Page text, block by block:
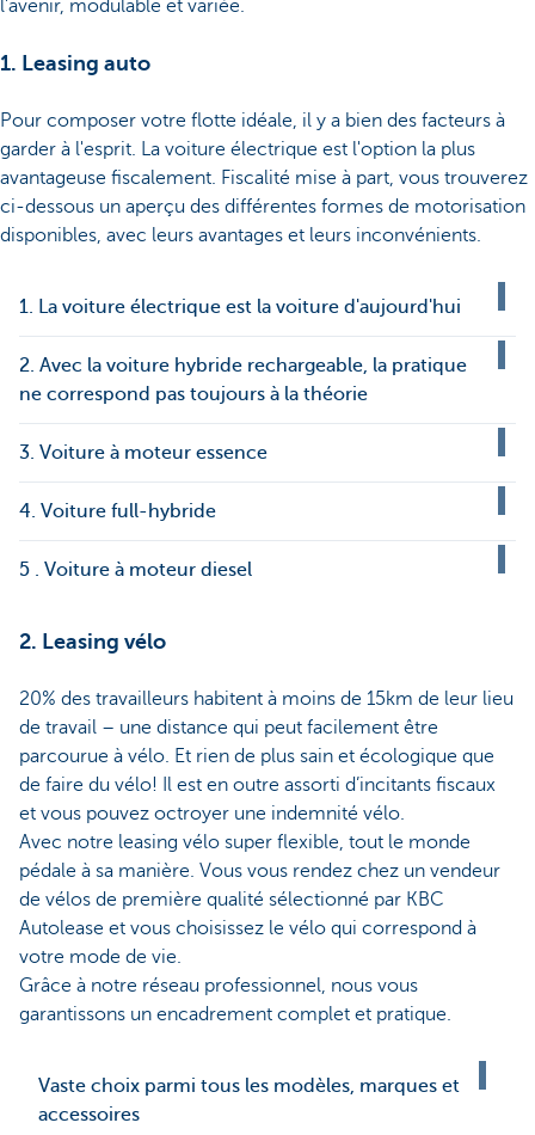
l’avenir, modulable et variée.
1. Leasing auto
Pour composer votre flotte idéale, il y a bien des facteurs à
garder à l'esprit. La voiture électrique est l'option la plus
avantageuse fiscalement. Fiscalité mise à part, vous trouverez
ci-dessous un aperçu des différentes formes de motorisation
disponibles, avec leurs avantages et leurs inconvénients.
1. La voiture électrique est la voiture d'aujourd'hui
2. Avec la voiture hybride rechargeable, la pratique
ne correspond pas toujours à la théorie
3. Voiture à moteur essence
4. Voiture full-hybride
5 . Voiture à moteur diesel
2. Leasing vélo
20% des travailleurs habitent à moins de 15km de leur lieu
de travail – une distance qui peut facilement être
parcourue à vélo. Et rien de plus sain et écologique que
de faire du vélo! Il est en outre assorti d’incitants fiscaux
et vous pouvez octroyer une indemnité vélo.
Avec notre leasing vélo super flexible, tout le monde
pédale à sa manière. Vous vous rendez chez un vendeur
de vélos de première qualité sélectionné par KBC
Autolease et vous choisissez le vélo qui correspond à
votre mode de vie.
Grâce à notre réseau professionnel, nous vous
garantissons un encadrement complet et pratique.
Vaste choix parmi tous les modèles, marques et
accessoires